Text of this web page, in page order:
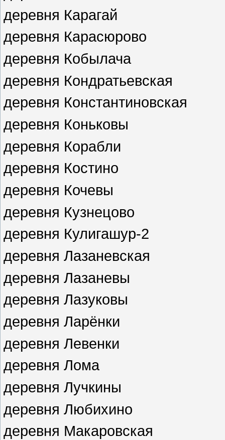
деревня Карагай
деревня Карасюрово
деревня Кобылача
деревня Кондратьевская
деревня Константиновская
деревня Коньковы
деревня Корабли
деревня Костино
деревня Кочевы
деревня Кузнецово
деревня Кулигашур-2
деревня Лазаневская
деревня Лазаневы
деревня Лазуковы
деревня Ларёнки
деревня Левенки
деревня Лома
деревня Лучкины
деревня Любихино
деревня Макаровская